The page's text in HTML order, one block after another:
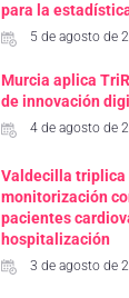
para la
5 de agosto de
Murcia aplica
de innovación
4 de agosto de
Valdecilla triplica
monitorización
pacientes
hospitalización
3 de agosto de